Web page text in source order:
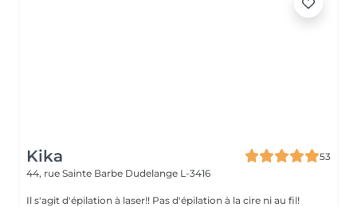
Kika
53
44, rue Sainte Barbe Dudelange L-3416
Il s'agit d'épilation à laser!! Pas d'épilation à la cire ni au fil!